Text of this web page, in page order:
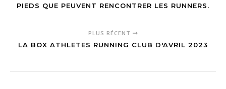
PIEDS QUE PEUVENT RENCONTRER LES RUNNERS.
PLUS RÉCENT
LA BOX ATHLETES RUNNING CLUB D'AVRIL 2023